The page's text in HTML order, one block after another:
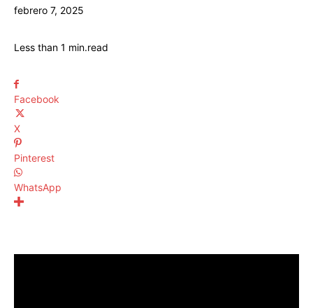
febrero 7, 2025
Less than 1 min.read
Facebook
X
Pinterest
WhatsApp